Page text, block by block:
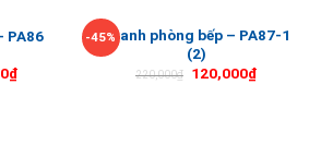
PA86
₫
-45%Tranh phòng bếp – PA87-1
(2)
220,000₫ 120,000₫